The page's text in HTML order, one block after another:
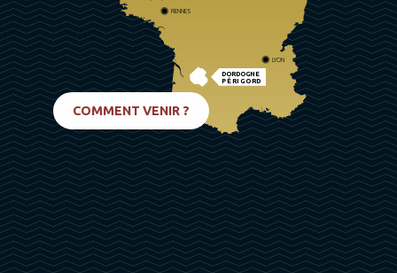
DORDOGNE
PÉRIGORD
RENNES
LYON
COMMENT VENIR ?